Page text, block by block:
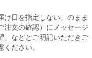
け日を指定しない」のまま
注文の確認）にメッセージ
」などとご明記いただきご
ださい。